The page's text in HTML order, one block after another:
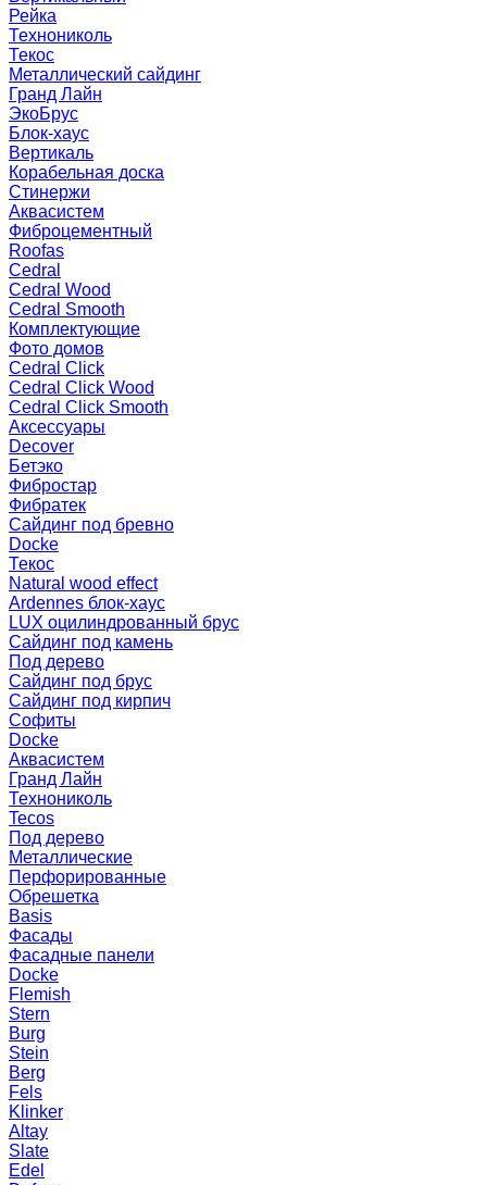
Рейка
Технониколь
Текос
Металлический сайдинг
Гранд Лайн
ЭкоБрус
Блок-хаус
Вертикаль
Корабельная доска
Стинержи
Аквасистем
Фиброцементный
Roofas
Cedral
Cedral Wood
Cedral Smooth
Комплектующие
Фото домов
Cedral Click
Cedral Click Wood
Cedral Click Smooth
Аксессуары
Decover
Бетэко
Фибростар
Фибратек
Сайдинг под бревно
Docke
Текос
Natural wood effect
Ardennes блок-хаус
LUX оцилиндрованный брус
Сайдинг под камень
Под дерево
Сайдинг под брус
Сайдинг под кирпич
Софиты
Docke
Аквасистем
Гранд Лайн
Технониколь
Tecos
Под дерево
Металлические
Перфорированные
Обрешетка
Basis
Фасады
Фасадные панели
Docke
Flemish
Stern
Burg
Stein
Berg
Fels
Klinker
Altay
Slate
Edel